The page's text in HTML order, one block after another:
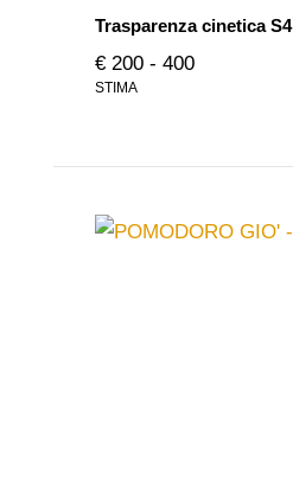
Trasparenza cinetica S4
€ 200 - 400
STIMA